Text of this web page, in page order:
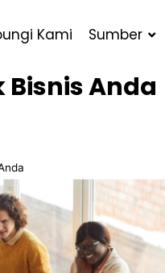
Kami Sumber
Bisnis Anda